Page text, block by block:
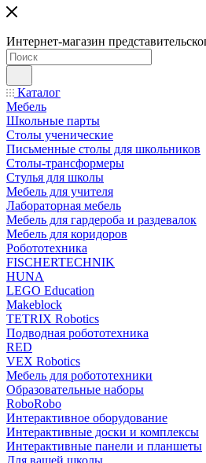
Интернет-магазин
Каталог
Мебель
Школьные парты
Столы ученические
Письменные столы для школьников
Столы-трансформеры
Стулья для школы
Мебель для учителя
Лабораторная мебель
Мебель для гардероба и раздевалок
Мебель для коридоров
Робототехника
FISCHERTECHNIK
HUNA
LEGO Education
Makeblock
TETRIX Robotics
Подводная робототехника
RED
VEX Robotics
Мебель для робототехники
Образовательные наборы
RoboRobo
Интерактивное оборудование
Интерактивные доски и комплексы
Интерактивные панели и планшеты
Для вашей школы